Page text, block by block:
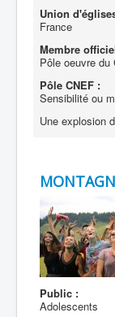
Union
France
Membre
Pôle oeuvre du
Pôle CNEF :
Sensibilité ou
Une explosion
Public :
Adolescents